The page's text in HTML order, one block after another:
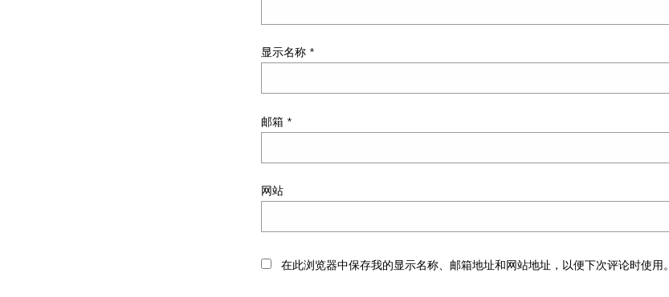
显示名称 *
邮箱 *
网站
在此浏览器中保存我的显示名称、邮箱地址和网站地址，以便下次评论时使用。